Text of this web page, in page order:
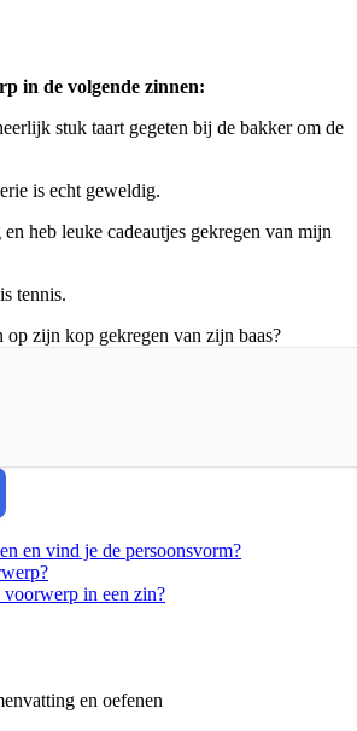
De uitleg gaat te snel
in de volgende zinnen:
stuk taart gegeten bij de bakker om de
is echt geweldig.
heb leuke cadeautjes gekregen van mijn
tennis.
op zijn kop gekregen van zijn baas?
en vind je de persoonsvorm?
in een zin?
en oefenen